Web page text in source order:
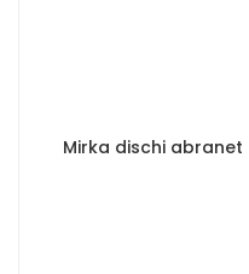
Mirka dischi abranet